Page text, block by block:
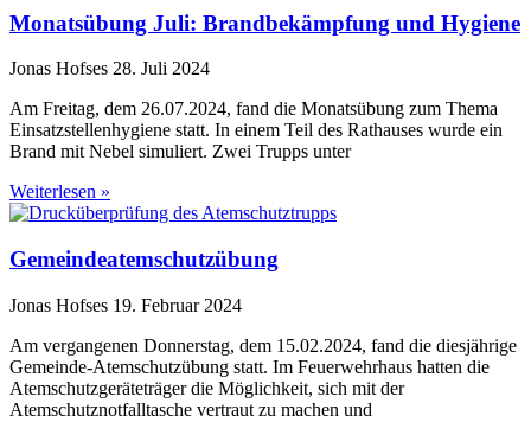
Monats­­­­­­übung Juli: Brand­­­­­­bekämpfung und Hygiene
Jonas Hofses 28. Juli 2024
Am Freitag, dem 26.07.2024, fand die Monatsübung zum Thema
Einsatzstellenhygiene statt. In einem Teil des Rathauses wurde ein
Brand mit Nebel simuliert. Zwei Trupps unter
Weiterlesen »
Gemeinde­atemschutz­übung
Jonas Hofses 19. Februar 2024
Am vergangenen Donnerstag, dem 15.02.2024, fand die diesjährige
Gemeinde-Atemschutzübung statt. Im Feuerwehrhaus hatten die
Atemschutzgeräteträger die Möglichkeit, sich mit der
Atemschutznotfalltasche vertraut zu machen und